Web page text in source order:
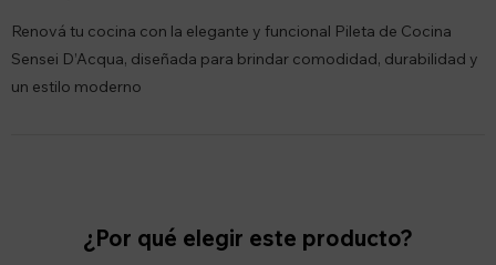
Renová tu cocina con la elegante y funcional Pileta de Cocina
Sensei D’Acqua, diseñada para brindar comodidad, durabilidad y
un estilo moderno
¿Por qué elegir este producto?